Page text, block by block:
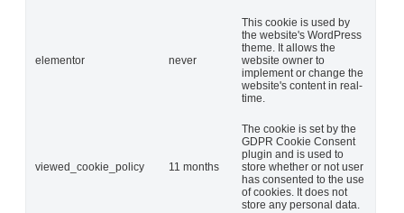
elementor never
This cookie is used by
the website's WordPress
theme. It allows the
website owner to
implement or change the
website's content in real-
time.
viewed_cookie_policy 11 months
The cookie is set by the
GDPR Cookie Consent
plugin and is used to
store whether or not user
has consented to the use
of cookies. It does not
store any personal data.